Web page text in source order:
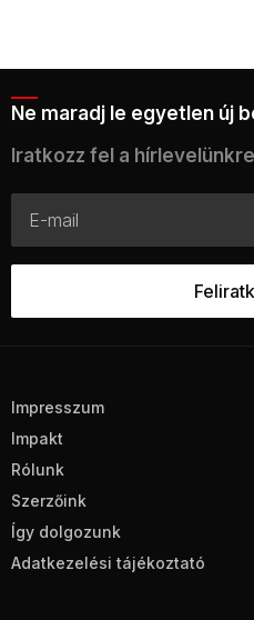
Ne maradj le egyetlen új
Iratkozz fel a
Impresszum
Impakt
Rólunk
Szerzőink
Így dolgozunk
Adatkezelési tájékoztató